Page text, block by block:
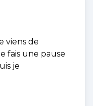
viens de
fais une pause
je